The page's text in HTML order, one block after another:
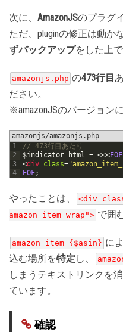
次に、 AmazonJSのプラグ
ただ、pluginの修正は動か
ずバックアップをした上で
amazonjs.php の473行目
ださい。
※amazonJSのバージョン
amazonjs/amazonjs.php
1
2
3
4
// 473行目あたり
$indicator_html
= <<<EOF
<div class=
EOF;
やったことは、
<div
amazon_item_wrap"> で囲
amazon_item_{$asin} に
込む場所を特定 し、
しまうテキストリンクを
ています。
確認